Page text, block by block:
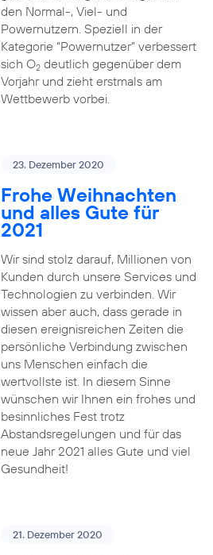
den Normal-, Viel- und
Powernutzern. Speziell in der
Kategorie “Powernutzer” verbessert
sich O2deutlich gegenüber dem
Vorjahr und zieht erstmals am
Wettbewerb vorbei.
23. Dezember 2020
Frohe Weihnachten
und alles Gute für
2021
Wir sind stolz darauf, Millionen von
Kunden durch unsere Services und
Technologien zu verbinden. Wir
wissen aber auch, dass gerade in
diesen ereignisreichen Zeiten die
persönliche Verbindung zwischen
uns Menschen einfach die
wertvollste ist. In diesem Sinne
wünschen wir Ihnen ein frohes und
besinnliches Fest trotz
Abstandsregelungen und für das
neue Jahr 2021 alles Gute und viel
Gesundheit!
21. Dezember 2020